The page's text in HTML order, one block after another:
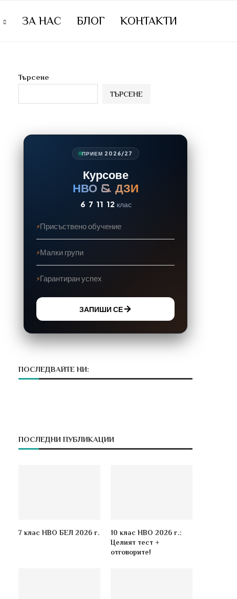
ЗА НАС БЛОГ КОНТАКТИ
Търсене
ТЪРСЕНЕ
ПРИЕМ 2026/27
Курсове
НВО & ДЗИ
6 7 11 12 клас
Присъствено обучение
Малки групи
Гарантиран успех
ЗАПИШИ СЕ
ПОСЛЕДВАЙТЕ НИ:
ПОСЛЕДНИ ПУБЛИКАЦИИ
7 клас НВО БЕЛ 2026 г.
10 клас НВО 2026 г.:
Целият тест +
отговорите!